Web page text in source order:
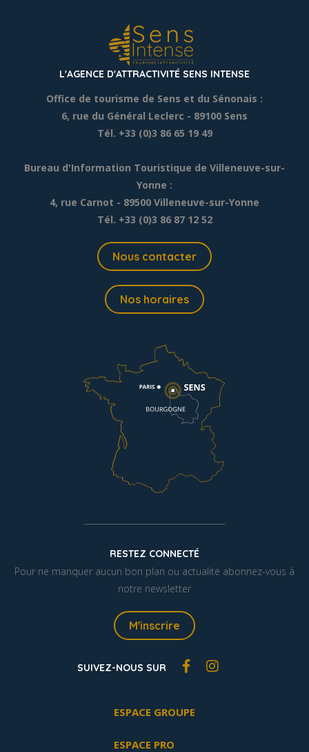
L'AGENCE D'ATTRACTIVITÉ SENS INTENSE
Office de tourisme de Sens et du Sénonais :
6, rue du Général Leclerc - 89100 Sens
Tél. +33 (0)3 86 65 19 49
Bureau d'Information Touristique de Villeneuve-sur-
Yonne :
4, rue Carnot - 89500 Villeneuve-sur-Yonne
Tél. +33 (0)3 86 87 12 52
Nous contacter
Nos horaires
RESTEZ CONNECTÉ
Pour ne manquer aucun bon plan ou actualité abonnez-vous à
notre newsletter
M'inscrire
SUIVEZ-NOUS SUR
ESPACE GROUPE
ESPACE PRO